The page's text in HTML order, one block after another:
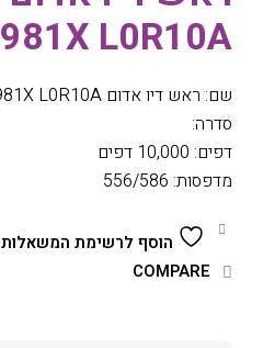
981X L0R10A
שם: ראש דיו אדום HP 981X L0R10A
סדרה:
דפים: 10,000 דפים
מדפסות: 556/586
הוסף לרשימת המשאלות
COMPARE